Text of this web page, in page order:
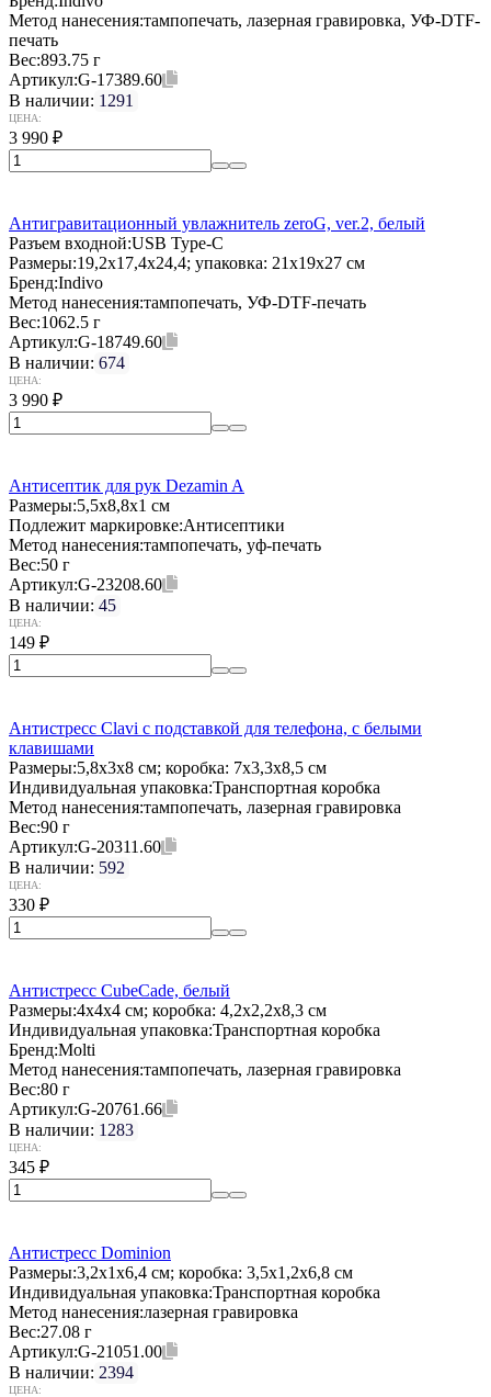
Метод нанесения:тампопечать, лазерная гравировка, УФ-DTF-
печать
Вес:893.75 г
Артикул:G-17389.60
В наличии: 1291
ЦЕНА:
3 990 ₽
Антигравитационный увлажнитель zeroG, ver.2, белый
Разъем входной:USB Type-C
Размеры:19,2x17,4x24,4; упаковка: 21x19x27 см
Бренд:Indivo
Метод нанесения:тампопечать, УФ-DTF-печать
Вес:1062.5 г
Артикул:G-18749.60
В наличии: 674
ЦЕНА:
3 990 ₽
Антисептик для рук Dezamin A
Размеры:5,5х8,8х1 см
Подлежит маркировке:Антисептики
Метод нанесения:тампопечать, уф-печать
Вес:50 г
Артикул:G-23208.60
В наличии: 45
ЦЕНА:
149 ₽
Антистресс Clavi с подставкой для телефона, с белыми
клавишами
Размеры:5,8х3х8 см; коробка: 7x3,3x8,5 см
Индивидуальная упаковка:Транспортная коробка
Метод нанесения:тампопечать, лазерная гравировка
Вес:90 г
Артикул:G-20311.60
В наличии: 592
ЦЕНА:
330 ₽
Антистресс CubeCade, белый
Размеры:4х4х4 см; коробка: 4,2x2,2x8,3 см
Индивидуальная упаковка:Транспортная коробка
Бренд:Molti
Метод нанесения:тампопечать, лазерная гравировка
Вес:80 г
Артикул:G-20761.66
В наличии: 1283
ЦЕНА:
345 ₽
Антистресс Dominion
Размеры:3,2х1х6,4 см; коробка: 3,5x1,2x6,8 см
Индивидуальная упаковка:Транспортная коробка
Метод нанесения:лазерная гравировка
Вес:27.08 г
Артикул:G-21051.00
В наличии: 2394
ЦЕНА: